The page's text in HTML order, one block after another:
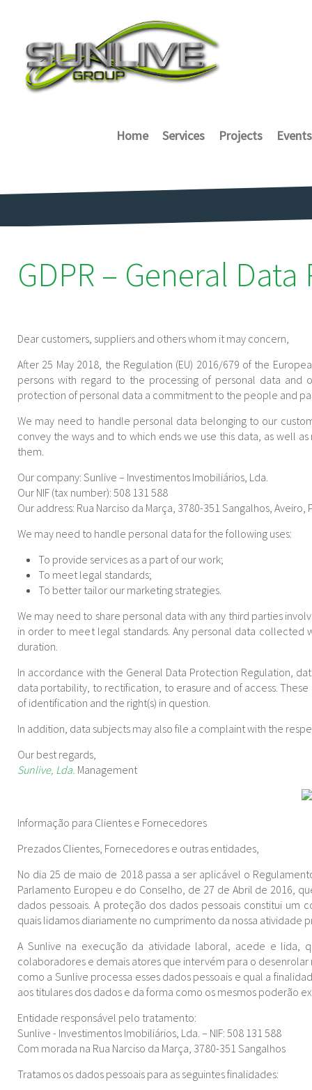
Home Services Projects Events
GDPR – General
Dear customers, suppliers and others whom it may concern,
After 25 May 2018, the Regulation (EU) 2016/679 of the
persons with regard to the processing of personal data
protection of personal data a commitment to the people and
We may need to handle personal data belonging to our
convey the ways and to which ends we use this data, as well
them.
Our company: Sunlive – Investimentos Imobiliários, Lda.
Our NIF (tax number): 508 131 588
Our address: Rua Narciso da Marça, 3780-351 Sangalhos, Aveiro,
We may need to handle personal data for the following uses:
To provide services as a part of our work;
To meet legal standards;
To better tailor our marketing strategies.
We may need to share personal data with any third parties
in order to meet legal standards. Any personal data
duration.
In accordance with the General Data Protection Regulation,
data portability, to rectification, to erasure and of access.
of identification and the right(s) in question.
In addition, data subjects may also file a complaint with the
Our best regards,
Sunlive, Lda. Management
Informação para Clientes e Fornecedores
Prezados Clientes, Fornecedores e outras entidades,
No dia 25 de maio de 2018 passa a ser aplicável o
Parlamento Europeu e do Conselho, de 27 de Abril de 2016,
dados pessoais. A proteção dos dados pessoais constitui
quais lidamos diariamente no cumprimento da nossa atividade
A Sunlive na execução da atividade laboral, acede e lida,
colaboradores e demais atores que intervém para o
como a Sunlive processa esses dados pessoais e qual a
aos titulares dos dados e da forma como os mesmos poderão
Entidade responsável pelo tratamento:
Sunlive - Investimentos Imobiliários, Lda. – NIF: 508 131 588
Com morada na Rua Narciso da Marça, 3780-351 Sangalhos
Tratamos os dados pessoais para as seguintes finalidades: